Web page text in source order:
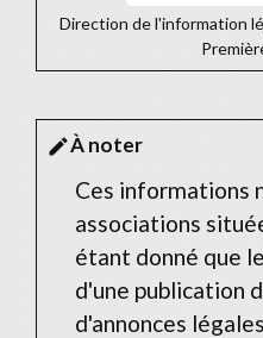
Direction de l'information
editÀ noter
Ces informations
associations
étant donné que
d'une publication
d'annonces